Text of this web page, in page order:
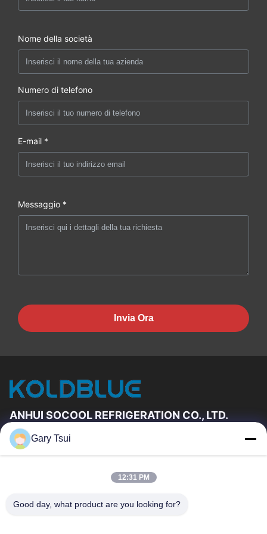
Nome della società
Numero di telefono
E-mail *
Messaggio *
Invia Ora
ANHUI SOCOOL REFRIGERATION CO., LTD.
Link Veloci
Circa Noi
Giro Della Fabbrica
Controllo Di Qualità
Gary Tsui
12:31 PM
Good day, what product are you looking for?